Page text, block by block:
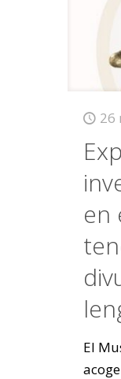
26
en
El